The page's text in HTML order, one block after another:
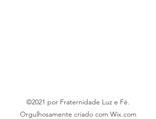
©2021 por Fraternidade Luz e Fé.
Orgulhosamente criado com Wix.com